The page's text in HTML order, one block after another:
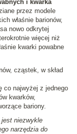
i kwarka
przez modele
właśnie barionów,
nowo odkrytej
więcej niż
kwarki powabne
cząstek, w skład
co najwyżej z jednego
kwarków,
bariony.
niezwykle
narzędzia do